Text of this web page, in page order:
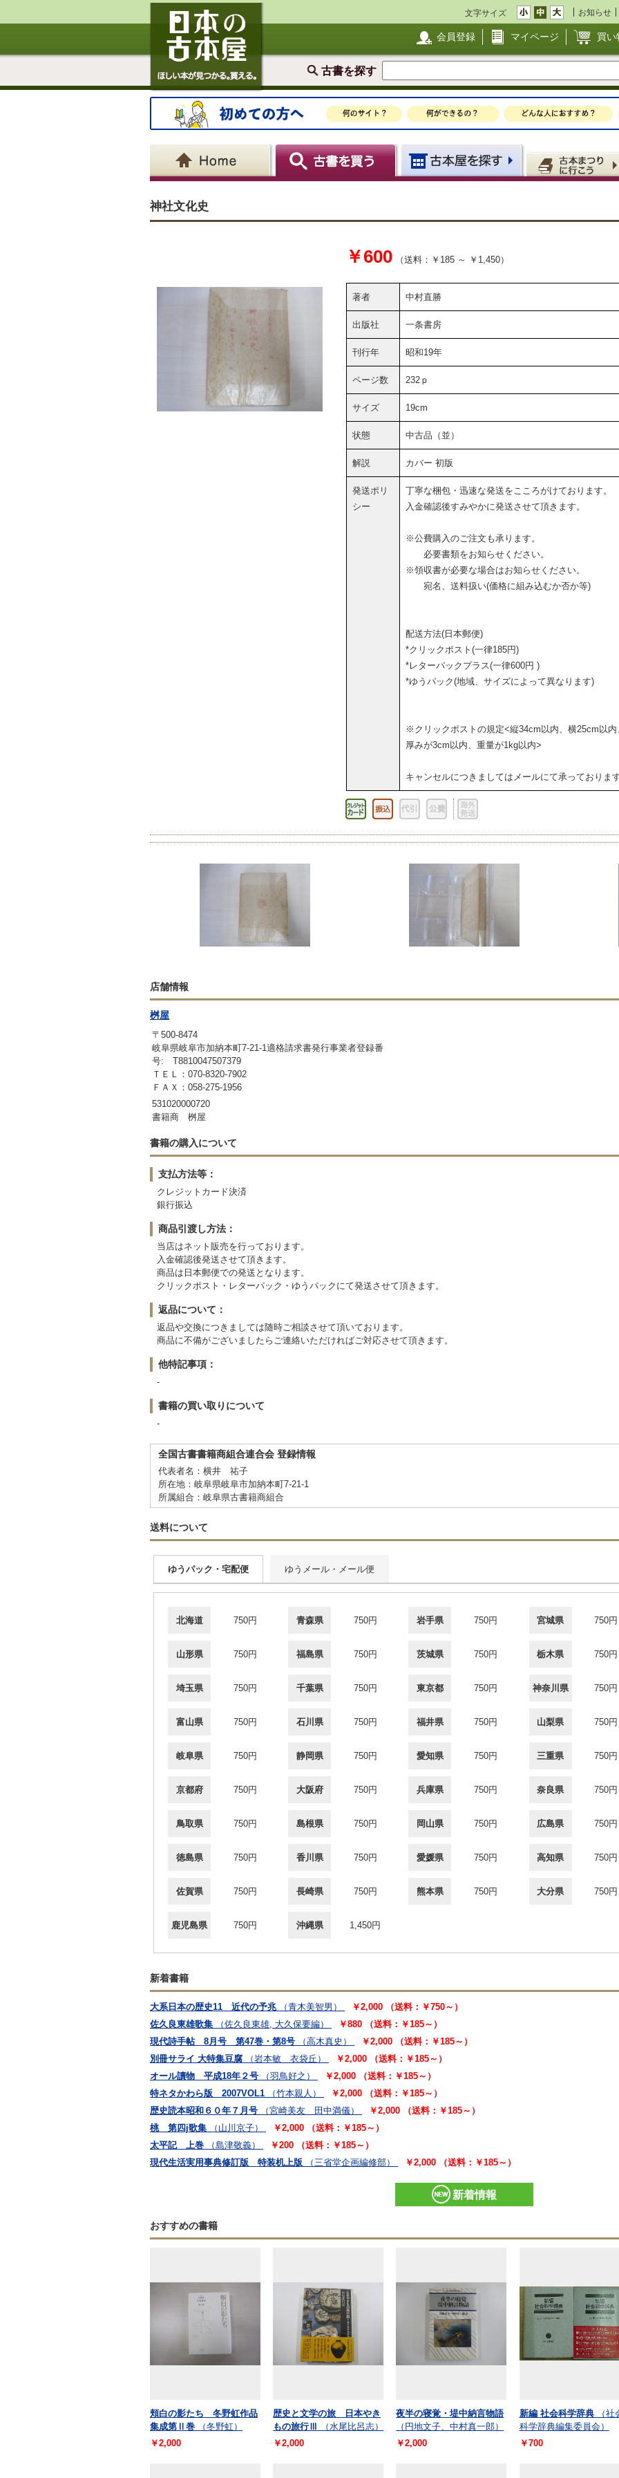
文字サイズ お知らせ
会員登録 マイページ 買い
古書を探す
神社文化史
￥600 （送料：￥185 ～ ￥1,450）
著者 中村直勝
出版社 一条書房
刊行年 昭和19年
ページ数 232ｐ
サイズ 19cm
状態 中古品（並）
解説 カバー 初版
発送ポリ
シー
丁寧な梱包・迅速な発送をこころがけております。
入金確認後すみやかに発送させて頂きます。
※公費購入のご注文も承ります。
必要書類をお知らせください。
※領収書が必要な場合はお知らせください。
宛名、送料扱い(価格に組み込むか否か等)
配送方法(日本郵便)
*クリックポスト(一律185円)
*レターパックプラス(一律600円 )
*ゆうパック(地域、サイズによって異なります)
※クリックポストの規定<縦34cm以内、横25cm以内
厚みが3cm以内、重量が1kg以内>
キャンセルにつきましてはメールにて承っておりま
店舗情報
桝屋
〒500-8474
岐阜県岐阜市加納本町7-21-1適格請求書発行事業者登録番
号: T8810047507379
ＴＥＬ：070-8320-7902
ＦＡＸ：058-275-1956
531020000720
書籍商 桝屋
書籍の購入について
支払方法等：
クレジットカード決済
銀行振込
商品引渡し方法：
当店はネット販売を行っております。
入金確認後発送させて頂きます。
商品は日本郵便での発送となります。
クリックポスト・レターパック・ゆうパックにて発送させて頂きます。
返品について：
返品や交換につきましては随時ご相談させて頂いております。
商品に不備がございましたらご連絡いただければご対応させて頂きます。
他特記事項：
-
書籍の買い取りについて
-
全国古書書籍商組合連合会 登録情報
代表者名：横井 祐子
所在地：岐阜県岐阜市加納本町7-21-1
所属組合：岐阜県古書籍商組合
送料について
ゆうパック・宅配便 ゆうメール・メール便
北海道 750円 青森県 750円 岩手県 750円 宮城県 750円
山形県 750円 福島県 750円 茨城県 750円 栃木県 750円
埼玉県 750円 千葉県 750円 東京都 750円 神奈川県 750円
富山県 750円 石川県 750円 福井県 750円 山梨県 750円
岐阜県 750円 静岡県 750円 愛知県 750円 三重県 750円
京都府 750円 大阪府 750円 兵庫県 750円 奈良県 750円
鳥取県 750円 島根県 750円 岡山県 750円 広島県 750円
徳島県 750円 香川県 750円 愛媛県 750円 高知県 750円
佐賀県 750円 長崎県 750円 熊本県 750円 大分県 750円
鹿児島県 750円 沖縄県 1,450円
新着書籍
大系日本の歴史11 近代の予兆 （青木美智男）
￥2,000 （送料：￥750～）
佐久良東雄歌集
（佐久良東雄, 大久保要編）
￥880 （送料：￥185～）
現代詩手帖 8月号 第47巻・第8号
（高木真史）
￥2,000 （送料：￥185～）
別冊サライ 大特集豆腐
（岩本敏 衣袋丘）
￥2,000 （送料：￥185～）
オール讀物 平成18年２号
（羽鳥好之）
￥2,000 （送料：￥185～）
特ネタかわら版 2007VOL1
（竹本親人）
￥2,000 （送料：￥185～）
歴史読本昭和６０年７月号
（宮崎美友 田中満儀）
￥2,000 （送料：￥185～）
桃 第四j歌集
（山川京子）
￥2,000 （送料：￥185～）
太平記 上巻
（島津敬義）
￥200 （送料：￥185～）
現代生活実用事典修訂版 特装机上版
（三省堂企画編修部） ￥2,000 （送料：￥185～）
新着情報
おすすめの書籍
頬白の影たち 冬野虹作品
集成第Ⅱ巻
（冬野虹）
￥2,000
歴史と文学の旅 日本やき
もの旅行Ⅲ
（水尾比呂志）
￥2,000
夜半の寝覚・堤中納言物語
（円地文子、中村真一郎）
￥2,000
新編 社会科学辞典
（社
科学辞典編集委員会）
￥700